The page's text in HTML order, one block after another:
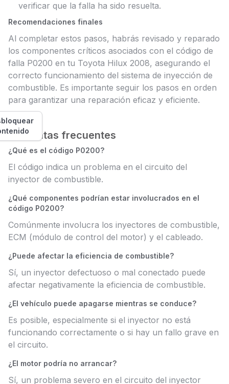
verificar que la falla ha sido resuelta.
Recomendaciones finales
Al completar estos pasos, habrás revisado y reparado
los componentes críticos asociados con el código de
falla P0200 en tu Toyota Hilux 2008, asegurando el
correcto funcionamiento del sistema de inyección de
combustible. Es importante seguir los pasos en orden
para garantizar una reparación eficaz y eficiente.
Preguntas frecuentes
¿Qué es el código P0200?
El código indica un problema en el circuito del
inyector de combustible.
¿Qué componentes podrían estar involucrados en el
código P0200?
Comúnmente involucra los inyectores de combustible,
ECM (módulo de control del motor) y el cableado.
¿Puede afectar la eficiencia de combustible?
Sí, un inyector defectuoso o mal conectado puede
afectar negativamente la eficiencia de combustible.
¿El vehículo puede apagarse mientras se conduce?
Es posible, especialmente si el inyector no está
funcionando correctamente o si hay un fallo grave en
el circuito.
¿El motor podría no arrancar?
Sí, un problema severo en el circuito del inyector